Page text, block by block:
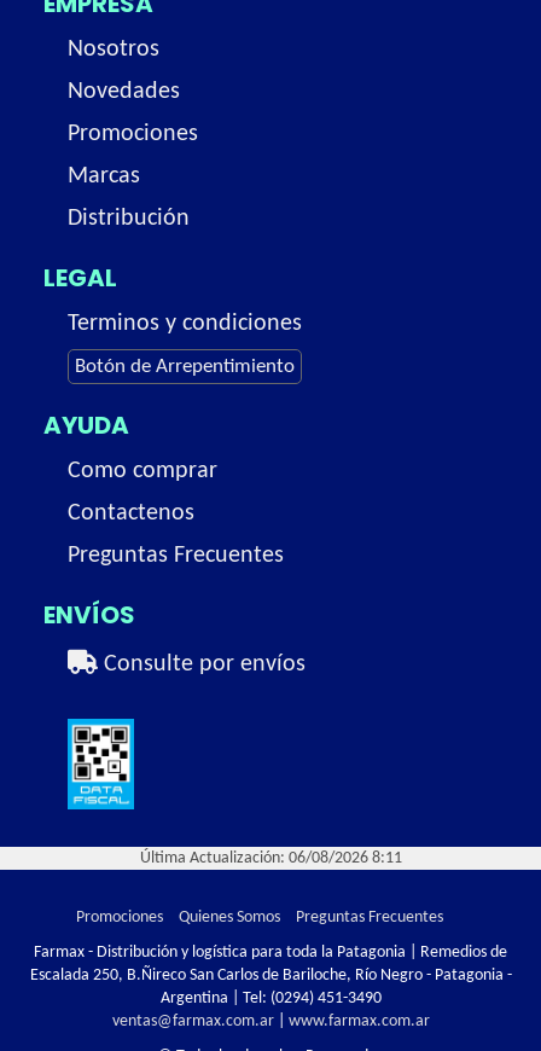
Nosotros
Novedades
Promociones
Marcas
Distribución
LEGAL
Terminos y condiciones
Botón de Arrepentimiento
AYUDA
Como comprar
Contactenos
Preguntas Frecuentes
ENVÍOS
Consulte por envíos
Última Actualización: 06/08/2026 8:11
Promociones Quienes Somos
Preguntas Frecuentes
Farmax - Distribución y logística para toda la Patagonia | Remedios de
Escalada 250, B.Ñireco San Carlos de Bariloche, Río Negro - Patagonia -
Argentina | Tel: (0294) 451-3490
ventas@farmax.com.ar| www.farmax.com.ar